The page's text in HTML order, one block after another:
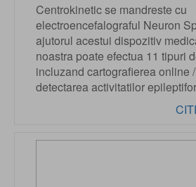
Centrokinetic se mandreste cu
electroencefalograful Neuron
ajutorul acestui dispozitiv
noastra poate efectua 11 tipuri
incluzand cartografierea online
detectarea activitatilor